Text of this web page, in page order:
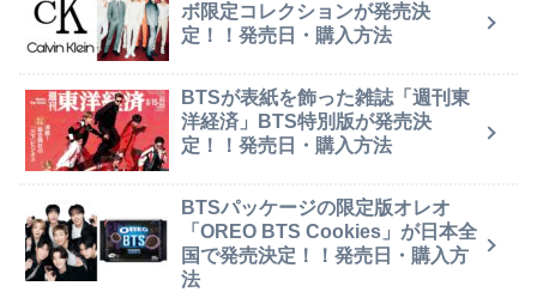
ボ限定コレクションが発売決
定！！発売日・購入方法
BTSが表紙を飾った雑誌「週刊東
洋経済」BTS特別版が発売決
定！！発売日・購入方法
BTSパッケージの限定版オレオ
「OREO BTS Cookies」が日本全
国で発売決定！！発売日・購入方
法